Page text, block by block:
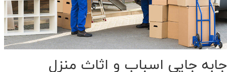
جابه جایی اسباب و اثاث منزل